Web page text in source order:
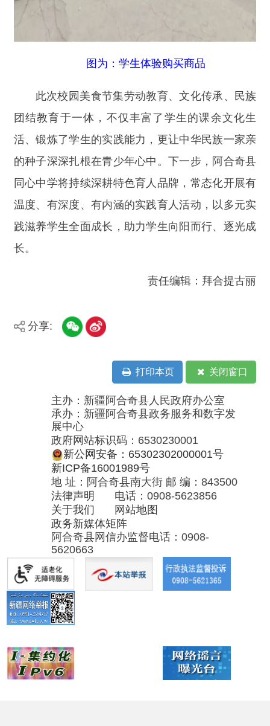
政府网站标识码：6530230001
新ICP备16001989号
地 址：阿合奇县南大街 邮 编：843500
网站地图
阿合奇县网信办监督电话：0908-
5620663